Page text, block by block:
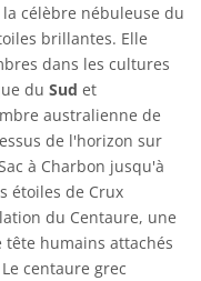
célèbre nébuleuse du
brillantes. Elle
dans les cultures
du Sud et
australienne de
de l'horizon sur
à Charbon jusqu'à
étoiles de Crux
du Centaure, une
humains attachés
centaure grec